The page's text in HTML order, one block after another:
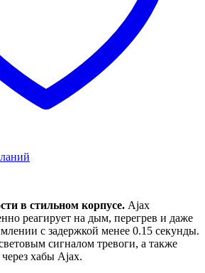
в стильном корпусе. Ajax
реагирует на дым, перегрев и даже
с задержкой менее 0.15 секунды.
сигналом тревоги, а также
хабы Ajax.